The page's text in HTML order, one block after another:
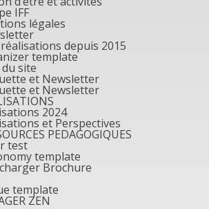
IFF
légales
depuis 2015
template
site
et Newsletter
et Newsletter
2024
et Perspectives
PEDAGOGIQUES
test
template
Brochure
template
ZEN